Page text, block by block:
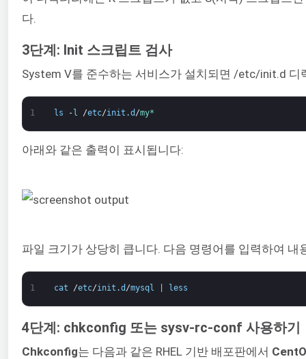
다.
3단계: Init 스크립트 검사
System V를 준수하는 서비스가 설치되면 /etc/init.d 디
1 ls - l /etc/init .d /my*
아래와 같은 출력이 표시됩니다:
파일 크기가 상당히 큽니다. 다음 명령어를 입력하여 내
1 cat /etc/init .d /mysql less
4단계: chkconfig 또는 sysv-rc-conf 사용하기
Chkconfig는 다음과 같은 RHEL 기반 배포판에서